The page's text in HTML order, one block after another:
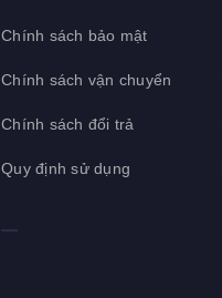
Chính sách bảo mật
Chính sách vận chuyển
Chính sách đổi trả
Quy định sử dụng